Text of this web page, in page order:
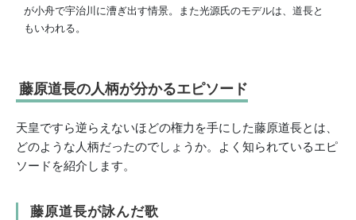
が小舟で宇治川に漕ぎ出す情景。また光源氏のモデルは、道長と
もいわれる。
藤原道長の人柄が分かるエピソード
天皇ですら逆らえないほどの権力を手にした藤原道長とは、
どのような人柄だったのでしょうか。よく知られているエピ
ソードを紹介します。
藤原道長が詠んだ歌